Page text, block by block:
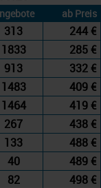
ab Preis
313
244 €
1833
285 €
913
332 €
1483
409 €
1464
419 €
267
438 €
133
488 €
40
489 €
82
498 €